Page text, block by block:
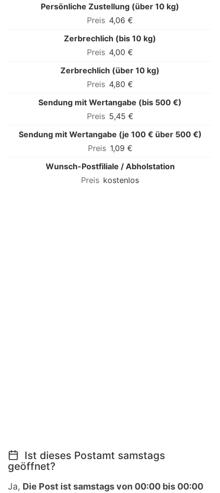
Persönliche Zustellung (über 10 kg)
4,06 €
Zerbrechlich (bis 10 kg)
4,00 €
Zerbrechlich (über 10 kg)
4,80 €
Sendung mit Wertangabe (bis 500 €)
5,45 €
Sendung mit Wertangabe (je 100 € über 500 €)
1,09 €
Wunsch-Postfiliale / Abholstation
kostenlos
Ist dieses Postamt samstags
geöffnet?
Ja, Die Post ist samstags von 00:00 bis 00:00